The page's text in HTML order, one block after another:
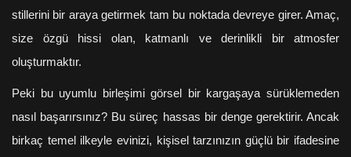
stillerini bir araya getirmek tam bu noktada devreye girer. Amaç,
size özgü hissi olan, katmanlı ve derinlikli bir atmosfer
oluşturmaktır.
Peki bu uyumlu birleşimi görsel bir kargaşaya sürüklemeden
nasıl başarırsınız? Bu süreç hassas bir denge gerektirir. Ancak
birkaç temel ilkeyle evinizi, kişisel tarzınızın güçlü bir ifadesine